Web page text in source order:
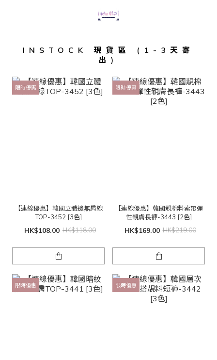
INSTOCK 現貨區 (1-3天寄
出)
限時優惠
【連線優惠】韓國立體邊無肩線
TOP-3452 [3色]
HK$108.00 HK$118.00
限時優惠
【連線優惠】韓國靚棉料索帶彈
性親膚長褲-3443 [2色]
HK$169.00 HK$219.00
限時優惠 限時優惠